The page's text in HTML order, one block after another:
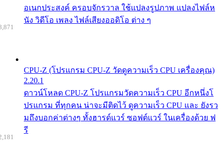
อเนกประสงค์ ครอบจักรวาล ใช้แปลงรูปภาพ แปลงไฟล์ห
นัง วิดีโอ เพลง ไฟล์เสียงออดิโอ ต่าง ๆ
CPU-Z (โปรแกรม CPU-Z วัดดูความเร็ว CPU เครื่องคุณ)
2.20.1
ดาวน์โหลด CPU-Z โปรแกรมวัดความเร็ว CPU อีกหนึ่งโ
ปรแกรม ที่ทุกคน น่าจะมีติดไว้ ดูความเร็ว CPU และ ยังรว
มถึงบอกค่าต่างๆ ทั้งฮารด์แวร์ ซอฟต์แวร์ ในเครื่องด้วย ฟ
รี